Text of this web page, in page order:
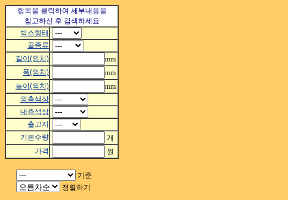
항목을 클릭하여 세부내용을
참고하신 후 검색하세요
박스형태
골종류
길이(외치)
mm
폭(외치)
mm
높이(외치)
mm
외측색상
내측색상
출고지
기본수량
개
가격
원
기준
정렬하기